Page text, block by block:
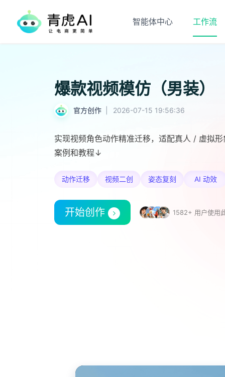
智能体中心 工作流
爆款视频模仿（男装）
官方创作 2026-07-15 19:56:36
实现视频角色动作精准迁移，适配真人 / 虚拟
案例和教程↓
动作迁移 视频二创 姿态复刻 AI 动效
开始创作 1582+ 用户使用